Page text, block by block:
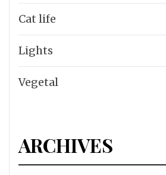
Cat life
Lights
Vegetal
ARCHIVES